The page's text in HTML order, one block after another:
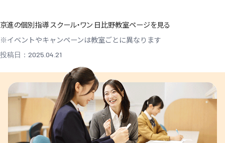
京進の個別指導 スクール・ワン 日比野教室ページを見る
※イベントやキャンペーンは教室ごとに異なります
投稿日：2025.04.21